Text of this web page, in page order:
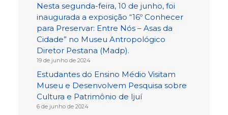
Nesta segunda-feira, 10 de junho, foi
inaugurada a exposição “16º Conhecer
para Preservar: Entre Nós – Asas da
Cidade” no Museu Antropológico
Diretor Pestana (Madp).
19 de junho de 2024
Estudantes do Ensino Médio Visitam
Museu e Desenvolvem Pesquisa sobre
Cultura e Patrimônio de Ijuí
6 de junho de 2024